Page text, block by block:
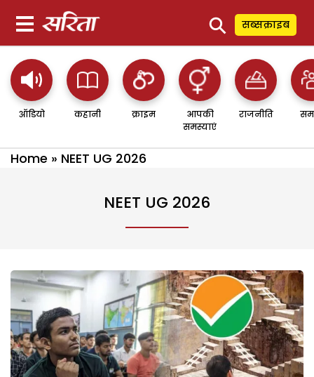
⚲ सब्सक्राइब
ऑडियो कहानी क्राइम
आपकी
समस्याएं
राजनीति
Home » NEET UG 2026
NEET UG 2026